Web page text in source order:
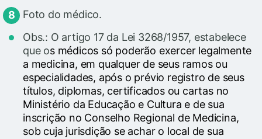
Foto do médico.
Obs.: O artigo 17 da Lei 3268/1957, estabelece
que os médicos só poderão exercer legalmente
a medicina, em qualquer de seus ramos ou
especialidades, após o prévio registro de seus
títulos, diplomas, certificados ou cartas no
Ministério da Educação e Cultura e de sua
inscrição no Conselho Regional de Medicina,
sob cuja jurisdição se achar o local de sua